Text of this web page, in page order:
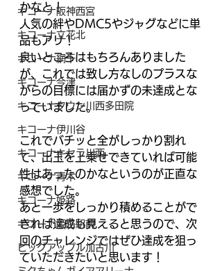
キコーナ阪神西宮
キコーナ立花北
キコーナ網干
キコーナ今津
キコーナタウン川西多田院
キコーナ伊川谷
キコーナキセラ川西
キコーナ青木
キコーナ姫路
キコーナ姫路駅前
ビッグアップル加古川
かなと！
人気の絆やDMC5やジャグなどに単
品もアリ！
良いところはもちろんありました
が、これでは致し方なしのプラスな
がらの目標には届かずの未達成とな
っていました。
これでバチッと全がしっかり割れ
て、出玉を上乗せできていれば可能
性はあったのかなというのが正直な
感想でした。
あと一歩をしっかり積めることがで
きれば達成も見えると思うので、次
回のチャレンジではぜひ達成を狙っ
ていただきたいと思います！